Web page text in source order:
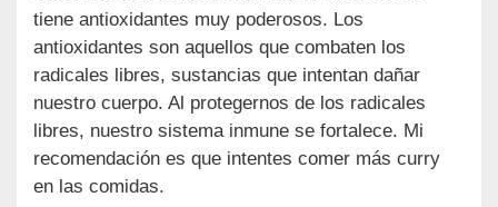
tiene antioxidantes muy poderosos. Los
antioxidantes son aquellos que combaten los
radicales libres, sustancias que intentan dañar
nuestro cuerpo. Al protegernos de los radicales
libres, nuestro sistema inmune se fortalece. Mi
recomendación es que intentes comer más curry
en las comidas.